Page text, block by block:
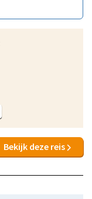
Bekijk deze reis